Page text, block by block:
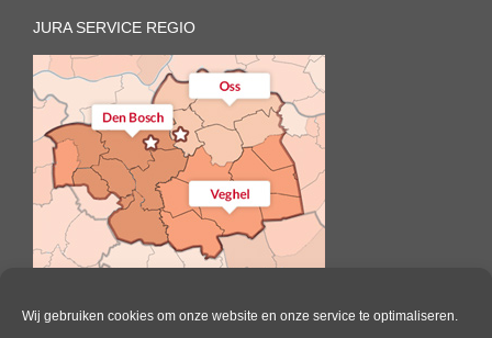
Wij gebruiken cookies om onze website en onze service te optimaliseren.
JURA SERVICE REGIO